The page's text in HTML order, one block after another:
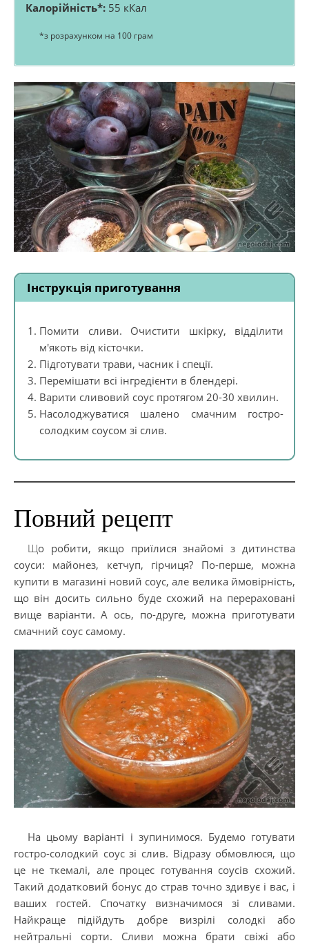
Калорійність*: 55 кКал
*з розрахунком на 100 грам
Інструкція приготування
Помити сливи. Очистити шкірку, відділити
м'якоть від кісточки.
Підготувати трави, часник і спеції.
Перемішати всі інгредієнти в блендері.
Варити сливовий соус протягом 20-30 хвилин.
Насолоджуватися шалено смачним гостро-
солодким соусом зі слив.
Повний рецепт
Що робити, якщо приїлися знайомі з дитинства
соуси: майонез, кетчуп, гірчиця? По-перше, можна
купити в магазині новий соус, але велика ймовірність,
що він досить сильно буде схожий на перераховані
вище варіанти. А ось, по-друге, можна приготувати
смачний соус самому.
На цьому варіанті і зупинимося. Будемо готувати
гостро-солодкий соус зі слив. Відразу обмовлюся, що
це не ткемалі, але процес готування соусів схожий.
Такий додатковий бонус до страв точно здивує і вас, і
ваших гостей. Спочатку визначимося зі сливами.
Найкраще підійдуть добре визрілі солодкі або
нейтральні сорти. Сливи можна брати свіжі або